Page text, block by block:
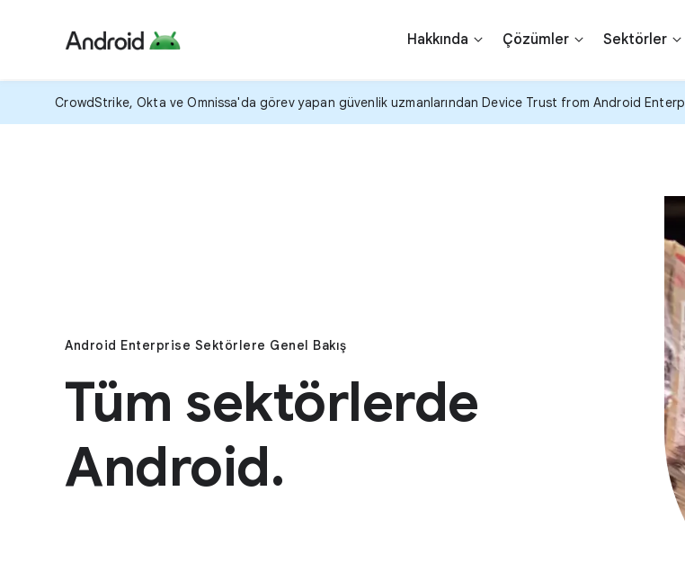
Hakkında Çözümler Sektörler
CrowdStrike, Okta ve Omnissa'da görev yapan güvenlik uzmanlarından Device Trust from Android
Android Enterprise Sektörlere Genel Bakış
Tüm sektörlerde
Android.